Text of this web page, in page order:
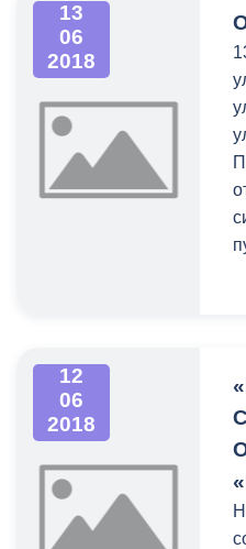
13
06
2018
12
06
2018